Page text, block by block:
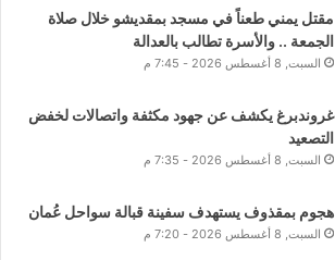
مقتل يمني طعناً في مسجد بمقديشو خلال صلاة
الجمعة .. والأسرة تطالب بالعدالة
السبت, 8 أغسطس 2026 - 7:45 م
غروندبرغ يكشف عن جهود مكثفة واتصالات لخفض
التصعيد
السبت, 8 أغسطس 2026 - 7:35 م
هجوم بمقذوف يستهدف سفينة قبالة سواحل عُمان
السبت, 8 أغسطس 2026 - 7:20 م